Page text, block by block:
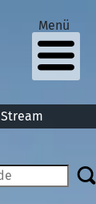
Stream
Menü